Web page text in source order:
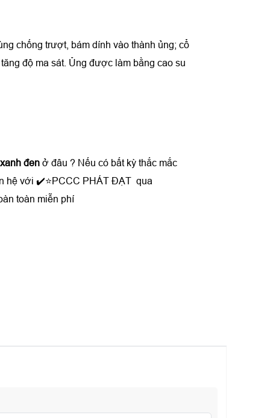
chống trượt, bám dính vào thành ủng; cổ
độ ma sát. Ủng được làm bằng cao su
đen ở đâu ? Nếu có bất kỳ thắc mắc
hệ với ✔️⭐PCCC PHÁT ĐẠT qua
toàn miễn phí